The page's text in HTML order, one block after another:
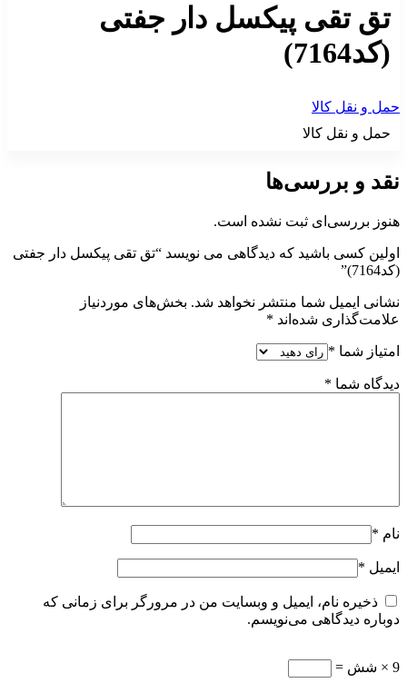
تق تقی پیکسل دار جفتی
(کد7164)
حمل و نقل کالا
حمل و نقل کالا
نقد و بررسی‌ها
هنوز بررسی‌ای ثبت نشده است.
اولین کسی باشید که دیدگاهی می نویسد “تق تقی پیکسل دار جفتی
(کد7164)”
نشانی ایمیل شما منتشر نخواهد شد. بخش‌های موردنیاز
علامت‌گذاری شده‌اند *
امتیاز شما *
دیدگاه شما *
نام *
ایمیل *
ذخیره نام، ایمیل و وبسایت من در مرورگر برای زمانی که
دوباره دیدگاهی می‌نویسم.
9 × شش =